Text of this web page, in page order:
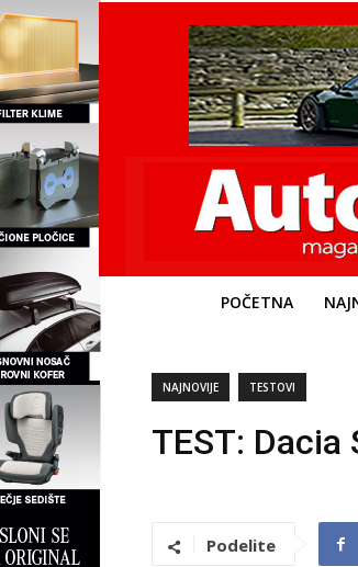
POČETNA
NAJNOVIJE TESTOVI
TEST: Dacia
Podelite